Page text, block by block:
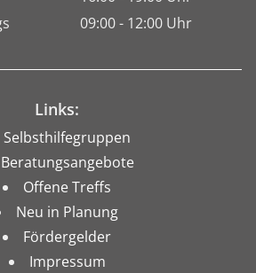
09:00 - 12:00 Uhr
Links:
Selbsthilfegruppen
Beratungsangebote
Offene Treffs
Neu in Planung
Fördergelder
Impressum